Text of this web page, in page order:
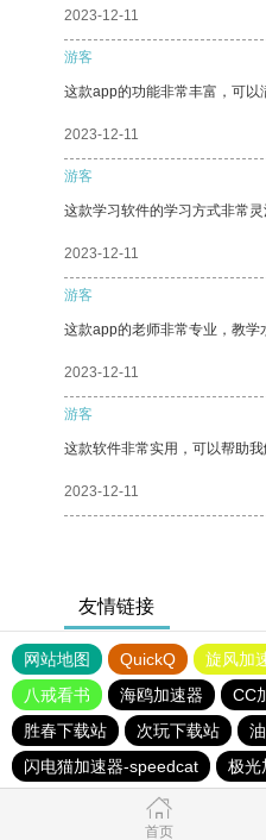
2023-12-11
游客
这款app的功能非常丰富，可以
2023-12-11
游客
这款学习软件的学习方式非常
2023-12-11
游客
这款app的老师非常专业，教学
2023-12-11
游客
这款软件非常实用，可以帮助我
2023-12-11
友情链接
网站地图 QuickQ 旋风加
八戒看书
海鸥加速器 CC
胜春下载站
次玩下载站
闪电猫加速器-speedcat
极光
首页